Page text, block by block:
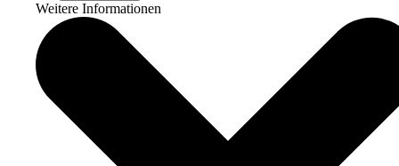
Weitere Informationen